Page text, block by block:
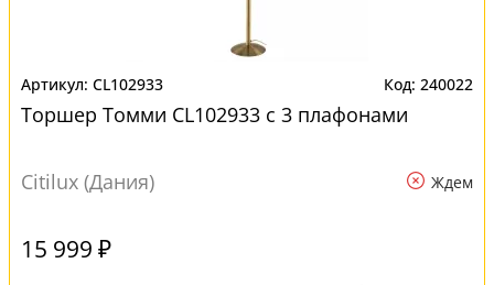
CL102933 240022
Торшер Томми CL102933 с 3 плафонами
Citilux (Дания) Ждем
15 999 ₽